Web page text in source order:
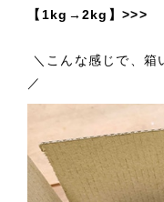
【1kg→2kg】>>>
＼こんな感じで、箱
／